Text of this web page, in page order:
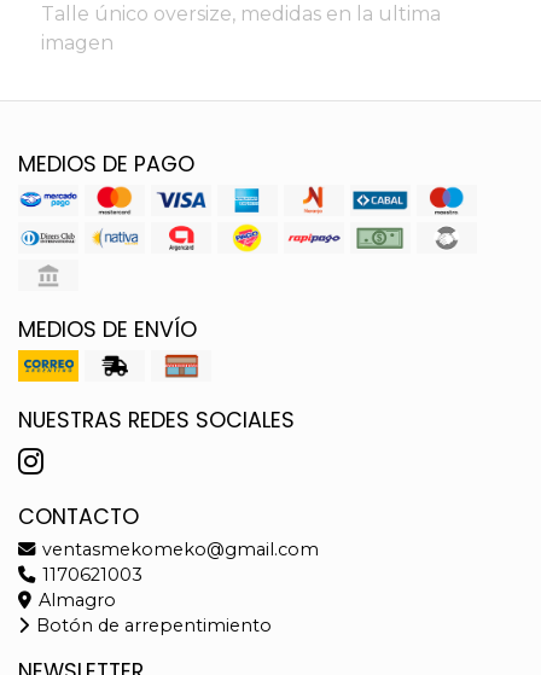
Talle único oversize, medidas en la ultima
imagen
MEDIOS DE PAGO
MEDIOS DE ENVÍO
NUESTRAS REDES SOCIALES
CONTACTO
ventasmekomeko@gmail.com
1170621003
Almagro
Botón de arrepentimiento